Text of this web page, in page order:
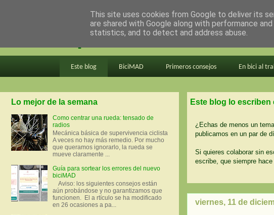
en bici por madrid
Este blog BiciMAD Primeros consejos En bici al
Este blog lo
¿Echas de menos un
publicamos en un par de
Si quieres colaborar sin
escribe, que siempre hace
viernes, 11 de
Lo mejor de la semana
Como centrar una rueda: tensado de
radios
Mecánica básica de supervivencia ciclista
A veces no hay más remedio. Por mucho
que queramos ignorarlo, la rueda se
mueve claramente ...
Guía para sortear los errores del nuevo
biciMAD
Aviso: los siguientes consejos están
aún probándose y no garantizamos que
funcionen. El a rtículo se ha modificado
en 26 ocasiones a pa...
This site uses cookies from Google to deliver its
are shared with Google along with performance
statistics, and to detect and address abuse.